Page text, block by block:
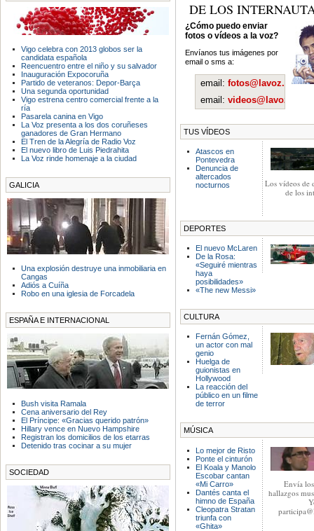
Vigo celebra con 2013 globos ser la
candidata española
Reencuentro entre el niño y su salvador
Inauguración Expocoruña
Partido de veteranos: Depor-Barça
Una segunda oportunidad
Vigo estrena centro comercial frente a la
ría
Pasarela canina en Vigo
La Voz presenta a los dos coruñeses
ganadores de Gran Hermano
El Tren de la Alegría de Radio Voz
El nuevo libro de Luis Piedrahita
La Voz rinde homenaje a la ciudad
GALICIA
Una explosión destruye una inmobiliaria en
Cangas
Adiós a Cuíña
Robo en una iglesia de Forcadela
ESPAÑA E INTERNACIONAL
Bush visita Ramala
Cena aniversario del Rey
El Príncipe: «Gracias querido patrón»
Hillary vence en Nuevo Hampshire
Registran los domicilios de los etarras
Detenido tras cocinar a su mujer
SOCIEDAD
DE LOS
¿Cómo puedo enviar
fotos o vídeos a la voz?
Envíanos tus imágenes por
email o sms a:
email: fotos@lavoz.es
email: videos@lavoz.es
TUS VÍDEOS
Los vídeos de
de los
Atascos en
Pontevedra
Denuncia de
altercados
nocturnos
DEPORTES
El nuevo McLaren
De la Rosa:
«Seguiré mientras
haya
posibilidades»
«The new Messi»
CULTURA
Fernán Gómez,
un actor con mal
genio
Huelga de
guionistas en
Hollywood
La reacción del
público en un filme
de terror
MÚSICA
Envía
hallazgos
Lo mejor de Risto
Ponte el cinturón
El Koala y Manolo
Escobar cantan
«Mi Carro»
Dantés canta el
himno de España
Cleopatra Stratan
triunfa con
«Ghita»